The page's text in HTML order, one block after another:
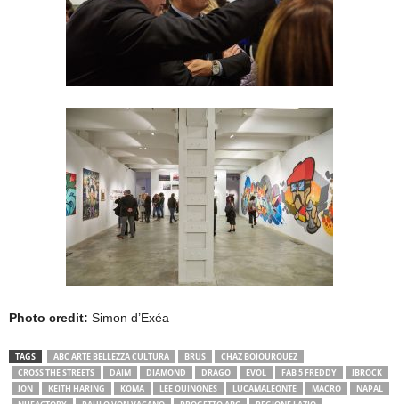
Photo credit: Simon d’Exéa
TAGS ABC ARTE BELLEZZA CULTURA BRUS
CHAZ BOJOURQUEZ
CROSS THE STREETS
DAIM DIAMOND DRAGO EVOL FAB 5 FREDDY
JBROCK
JON
KEITH HARING KOMA LEE QUINONES LUCAMALEONTE MACRO
NAPAL